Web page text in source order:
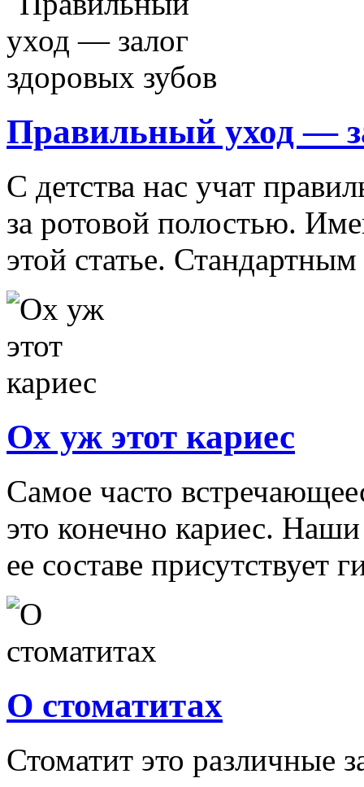
Правильный уход —
С детства нас учат
за ротовой полостью.
этой статье.
Ох уж этот кариес
Самое часто
это конечно кариес.
ее составе присутствует
О стоматитах
Стоматит это различные